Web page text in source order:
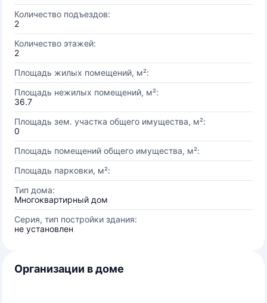
Количество подъездов:
2
Количество этажей:
2
Площадь жилых помещений, м²:
Площадь нежилых помещений, м²:
36.7
Площадь зем. участка общего имущества, м²:
0
Площадь помещений общего имущества, м²:
Площадь парковки, м²:
Тип дома:
Многоквартирный дом
Серия, тип постройки здания:
не установлен
Организации в доме